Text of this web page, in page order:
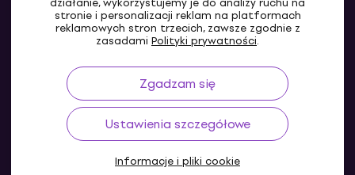
stronie i personalizacji reklam na platformach
reklamowych stron trzecich, zawsze zgodnie z
zasadami Polityki prywatności.
Zgadzam się
Ustawienia szczegółowe
Informacje i pliki cookie
PL